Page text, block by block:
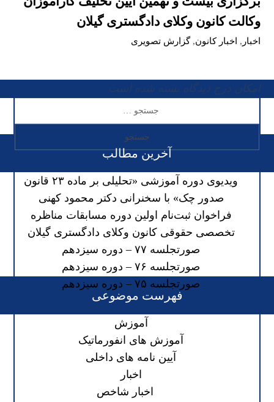
وکالت کانون وکلای دادگستری گیلان
اخبار , اخبار کانون,گزارش تصویری
آخرین مطالب
ویدیوی دوره آموزشی «تحلیلی بر ماده ۲۳ قانون
صدور چک» با سخنرانی دکتر محمود کهنی
فراخوان ثبت‌نام اولین دوره مسابقات مناظره
تخصصی حقوقی کانون وکلای دادگستری گیلان
صورتجلسه ۷۷ – دوره سیزدهم
صورتجلسه ۷۶ – دوره سیزدهم
صورتجلسه ۷۵ – دوره سیزدهم
فهرست موضوعی
آموزش
آموزش های انفورماتیک
آیین نامه های داخلی
اخبار
اخبار شاخص